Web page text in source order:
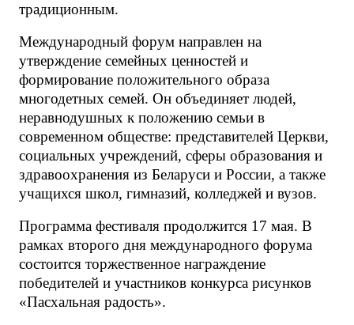
традиционным.
Международный форум направлен на
утверждение семейных ценностей и
формирование положительного образа
многодетных семей. Он объединяет людей,
неравнодушных к положению семьи в
современном обществе: представителей Церкви,
социальных учреждений, сферы образования и
здравоохранения из Беларуси и России, а также
учащихся школ, гимназий, колледжей и вузов.
Программа фестиваля продолжится 17 мая. В
рамках второго дня международного форума
состоится торжественное награждение
победителей и участников конкурса рисунков
«Пасхальная радость».